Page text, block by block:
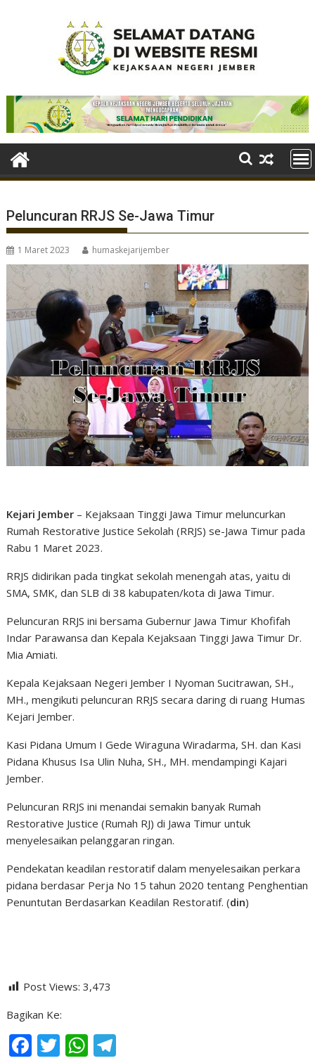
Peluncuran RRJS Se-Jawa Timur
1 Maret 2023 humaskejarijember
Kejari Jember – Kejaksaan Tinggi Jawa Timur meluncurkan
Rumah Restorative Justice Sekolah (RRJS) se-Jawa Timur pada
Rabu 1 Maret 2023.
RRJS didirikan pada tingkat sekolah menengah atas, yaitu di
SMA, SMK, dan SLB di 38 kabupaten/kota di Jawa Timur.
Peluncuran RRJS ini bersama Gubernur Jawa Timur Khofifah
Indar Parawansa dan Kepala Kejaksaan Tinggi Jawa Timur Dr.
Mia Amiati.
Kepala Kejaksaan Negeri Jember I Nyoman Sucitrawan, SH.,
MH., mengikuti peluncuran RRJS secara daring di ruang Humas
Kejari Jember.
Kasi Pidana Umum I Gede Wiraguna Wiradarma, SH. dan Kasi
Pidana Khusus Isa Ulin Nuha, SH., MH. mendampingi Kajari
Jember.
Peluncuran RRJS ini menandai semakin banyak Rumah
Restorative Justice (Rumah RJ) di Jawa Timur untuk
menyelesaikan pelanggaran ringan.
Pendekatan keadilan restoratif dalam menyelesaikan perkara
pidana berdasar Perja No 15 tahun 2020 tentang Penghentian
Penuntutan Berdasarkan Keadilan Restoratif. (din)
Post Views: 3,473
Bagikan Ke:
F T W